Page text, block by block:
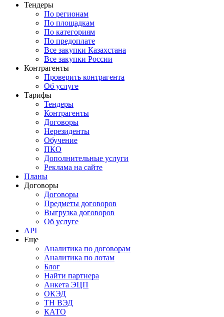
Тендеры
По регионам
По площадкам
По категориям
По предоплате
Все закупки Казахстана
Все закупки России
Контрагенты
Проверить контрагента
Об услуге
Тарифы
Тендеры
Контрагенты
Договоры
Нерезиденты
Обучение
ПКО
Дополнительные услуги
Реклама на сайте
Планы
Договоры
Договоры
Предметы договоров
Выгрузка договоров
Об услуге
API
Еще
Аналитика по договорам
Аналитика по лотам
Блог
Найти партнера
Анкета ЭЦП
ОКЭД
ТН ВЭД
КАТО